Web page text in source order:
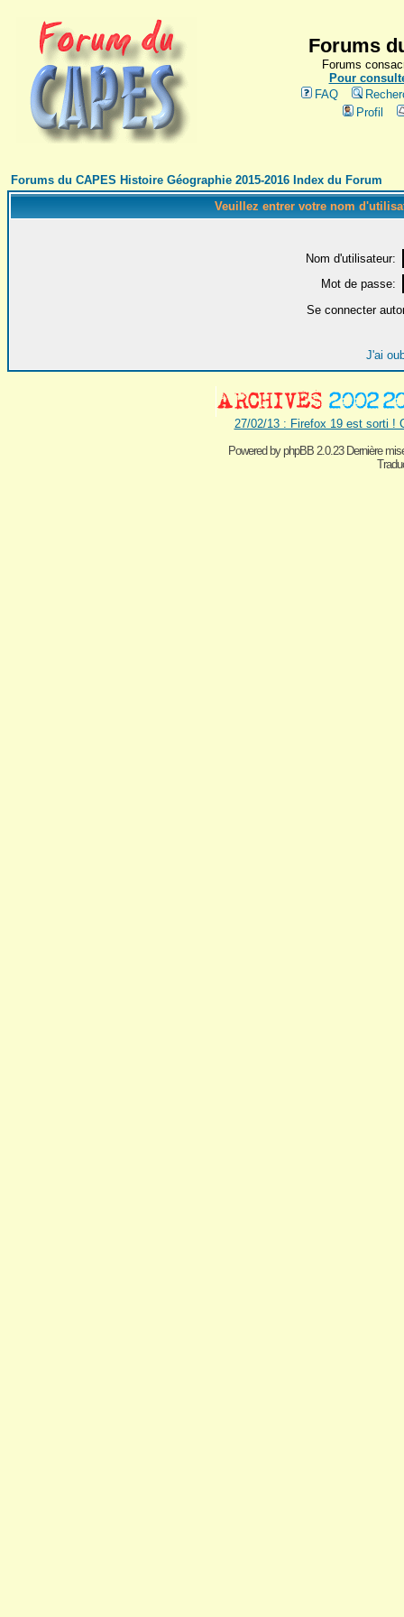
Forums
Forums
Pour
FAQ
Profil
Forums du CAPES Histoire Géographie 2015-2016 Index du Forum
Veuillez entrer votre nom
Nom d'utilisateur:
Mot de passe:
Se connecter
J'ai
27/02/13 : Firefox 19 est sorti !
Powered byphpBB 2.0.23 Dernière